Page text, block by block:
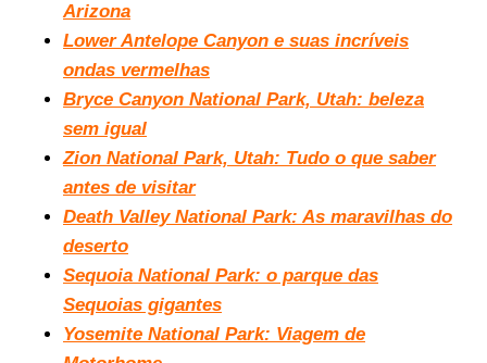
Arizona
Lower Antelope Canyon e suas incríveis
ondas vermelhas
Bryce Canyon National Park, Utah: beleza
sem igual
Zion National Park, Utah: Tudo o que saber
antes de visitar
Death Valley National Park: As maravilhas do
deserto
Sequoia National Park: o parque das
Sequoias gigantes
Yosemite National Park: Viagem de